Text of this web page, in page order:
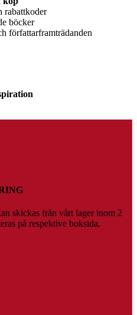
rabattkoder
böcker
författarframträdanden
skickas från vårt lager inom 2
på respektive boksida.